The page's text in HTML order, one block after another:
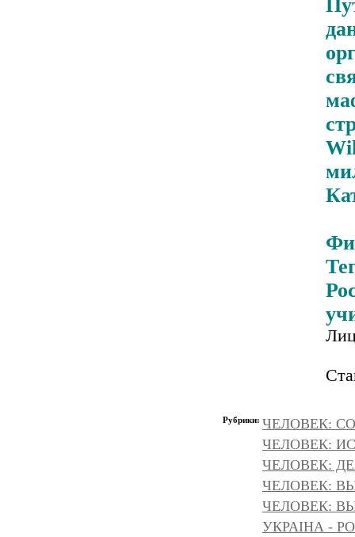
Рубрики: ЧЕЛОВЕК:
ЧЕЛОВЕК:
ЧЕЛОВЕК:
ЧЕЛОВЕК:
ЧЕЛОВЕК:
УКРАІНА -